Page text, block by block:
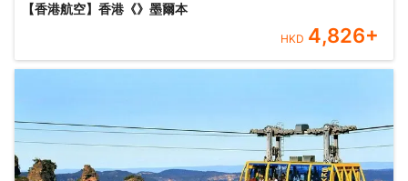
【香港航空】香港《》墨爾本
HKD 4,826+